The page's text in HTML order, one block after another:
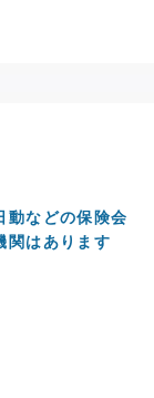
動などの保険会
関はあります